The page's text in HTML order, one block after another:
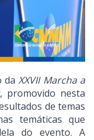
daXXVII Marcha a
, promovido nesta
de temas
temáticas que
do evento. A